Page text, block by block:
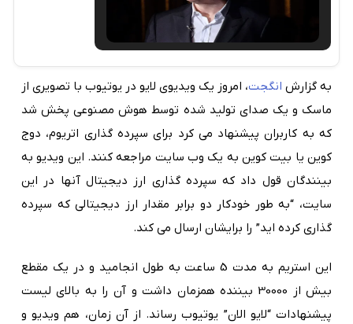
به گزارش انگجت، امروز یک ویدیوی لایو در یوتیوب با تصویری از
ماسک و یک صدای تولید شده توسط هوش مصنوعی پخش شد
که به کاربران پیشنهاد می کرد برای سپرده گذاری اتریوم، دوج
کوین یا بیت کوین به یک وب سایت مراجعه کنند. این ویدیو به
بینندگان قول داد که سپرده گذاری ارز دیجیتال آنها در این
سایت، “به طور خودکار دو برابر مقدار ارز دیجیتالی که سپرده
گذاری کرده اید” را برایشان ارسال می کند.
این استریم به مدت 5 ساعت به طول انجامید و در یک مقطع
بیش از 30000 بیننده همزمان داشت و آن را به بالای لیست
پیشنهادات “لایو الان” یوتیوب رساند. از آن زمان، هم ویدیو و